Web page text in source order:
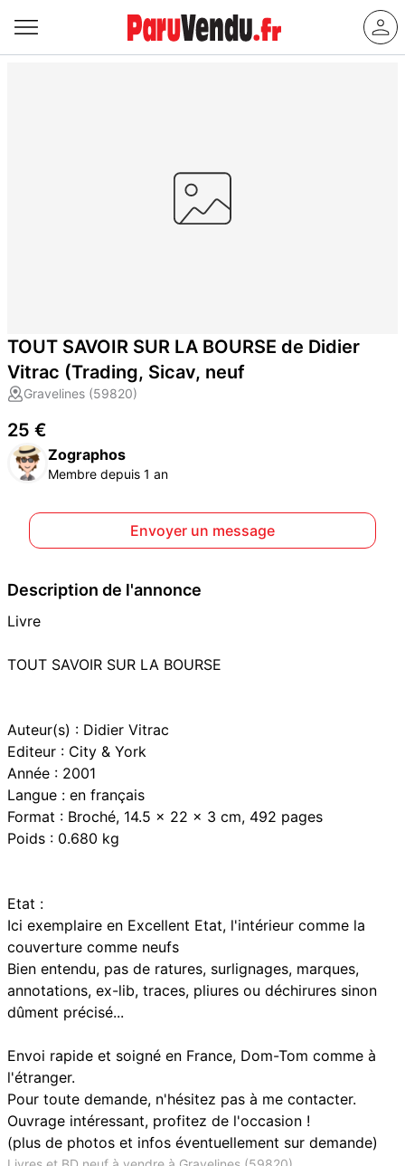
TOUT SAVOIR SUR LA BOURSE de Didier
Vitrac (Trading, Sicav, neuf
Gravelines (59820)
25 €
Zographos
Membre depuis 1 an
Envoyer un message
Description de l'annonce
Livre
TOUT SAVOIR SUR LA BOURSE
Auteur(s) : Didier Vitrac
Editeur : City & York
Année : 2001
Langue : en français
Format : Broché, 14.5 x 22 x 3 cm, 492 pages
Poids : 0.680 kg
Etat :
Ici exemplaire en Excellent Etat, l'intérieur comme la
couverture comme neufs
Bien entendu, pas de ratures, surlignages, marques,
annotations, ex-lib, traces, pliures ou déchirures sinon
dûment précisé...
Envoi rapide et soigné en France, Dom-Tom comme à
l'étranger.
Pour toute demande, n'hésitez pas à me contacter.
Ouvrage intéressant, profitez de l'occasion !
(plus de photos et infos éventuellement sur demande)